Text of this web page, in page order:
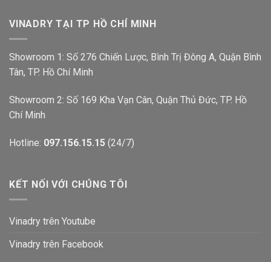
VINADRY TẠI TP HỒ CHÍ MINH
Showroom 1: Số 276 Chiến Lược, Bình Trị Đông A, Quận Bình
Tân, TP. Hồ Chí Minh
Showroom 2: Số 169 Kha Vạn Cân, Quận Thủ Đức, TP. Hồ
Chí Minh
Hotline: 097.156.15.15 (24/7)
KẾT NỐI VỚI CHÚNG TÔI
Vinadry trên Youtube
Vinadry trên Facebook